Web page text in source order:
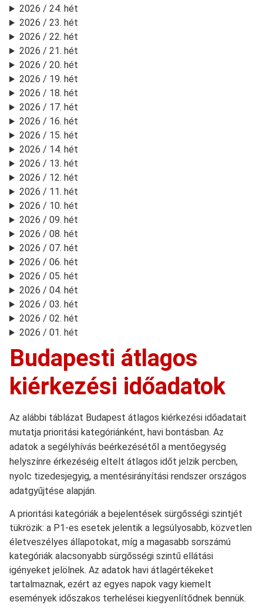
2026 / 24. hét
2026 / 23. hét
2026 / 22. hét
2026 / 21. hét
2026 / 20. hét
2026 / 19. hét
2026 / 18. hét
2026 / 17. hét
2026 / 16. hét
2026 / 15. hét
2026 / 14. hét
2026 / 13. hét
2026 / 12. hét
2026 / 11. hét
2026 / 10. hét
2026 / 09. hét
2026 / 08. hét
2026 / 07. hét
2026 / 06. hét
2026 / 05. hét
2026 / 04. hét
2026 / 03. hét
2026 / 02. hét
2026 / 01. hét
Budapesti átlagos
kiérkezési időadatok
Az alábbi táblázat Budapest átlagos kiérkezési időadatait
mutatja prioritási kategóriánként, havi bontásban. Az
adatok a segélyhívás beérkezésétől a mentőegység
helyszínre érkezéséig eltelt átlagos időt jelzik percben,
nyolc tizedesjegyig, a mentésirányítási rendszer országos
adatgyűjtése alapján.
A prioritási kategóriák a bejelentések sürgősségi szintjét
tükrözik: a P1-es esetek jelentik a legsúlyosabb, közvetlen
életveszélyes állapotokat, míg a magasabb sorszámú
kategóriák alacsonyabb sürgősségi szintű ellátási
igényeket jelölnek. Az adatok havi átlagértékeket
tartalmaznak, ezért az egyes napok vagy kiemelt
események időszakos terhelései kiegyenlítődnek bennük.